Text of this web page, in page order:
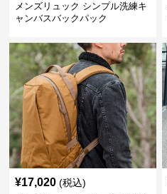
メンズリュック シンプル洗練キ
ャンバスバックパック
¥17,020 (税込)